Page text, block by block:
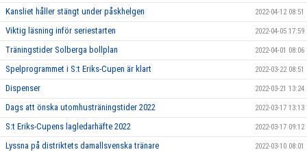
Kansliet håller stängt under påskhelgen 2022-04-12 08:51
Viktig läsning inför seriestarten 2022-04-05 17:59
Träningstider Solberga bollplan 2022-04-01 08:06
Spelprogrammet i S:t Eriks-Cupen är klart 2022-03-22 08:51
Dispenser 2022-03-21 13:24
Dags att önska utomhusträningstider 2022 2022-03-17 13:13
S:t Eriks-Cupens lagledarhäfte 2022 2022-03-17 09:12
Lyssna på distriktets damallsvenska tränare 2022-03-10 08:01